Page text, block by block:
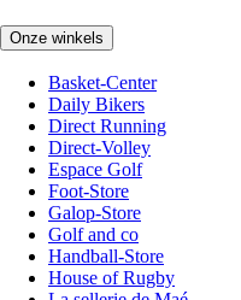
Onze winkels
Basket-Center
Daily Bikers
Direct Running
Direct-Volley
Espace Golf
Foot-Store
Galop-Store
Golf and co
Handball-Store
House of Rugby